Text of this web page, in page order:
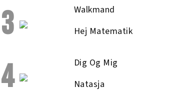
3
Walkmand
Hej Matematik
4
Dig Og Mig
Natasja